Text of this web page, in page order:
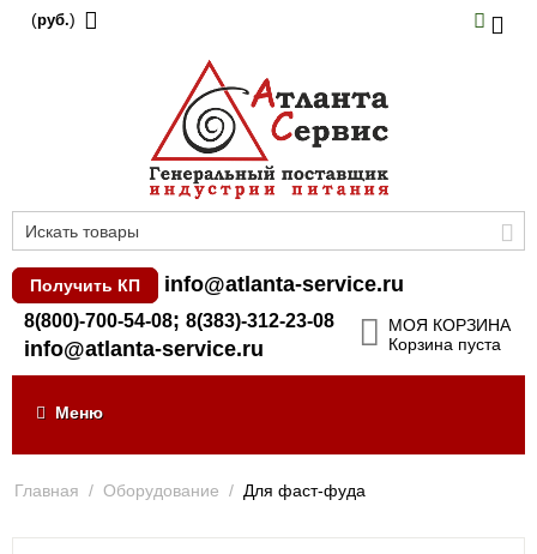
(руб.)
Получить КП info@atlanta-service.ru
8(800)-700-54-08; 8(383)-312-23-08
info@atlanta-service.ru
МОЯ КОРЗИНА
Корзина пуста
Меню
Главная / Оборудование / Для фаст-фуда